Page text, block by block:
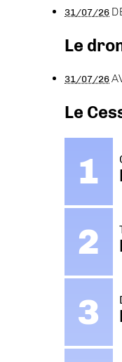
31/07/26
Le
31/07/26
Le